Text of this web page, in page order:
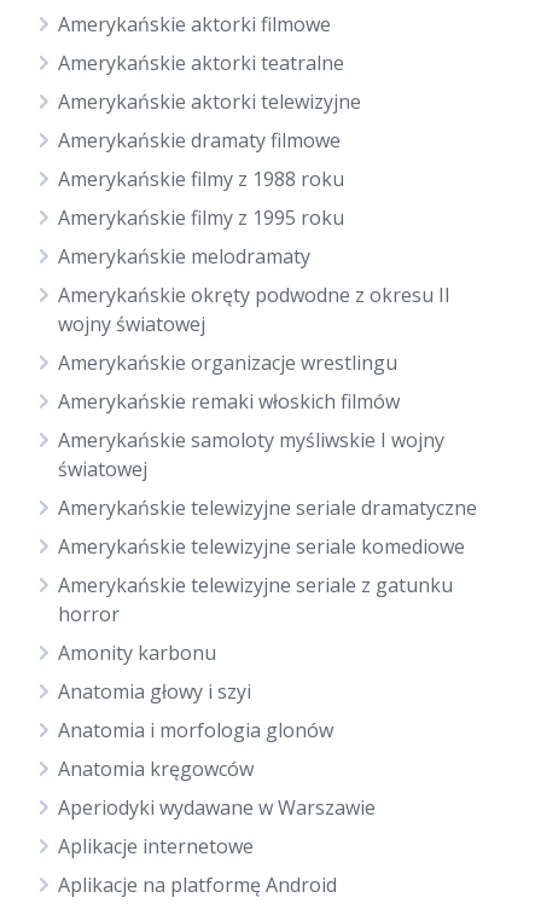
Amerykańskie aktorki filmowe
Amerykańskie aktorki teatralne
Amerykańskie aktorki telewizyjne
Amerykańskie dramaty filmowe
Amerykańskie filmy z 1988 roku
Amerykańskie filmy z 1995 roku
Amerykańskie melodramaty
Amerykańskie okręty podwodne z okresu II
wojny światowej
Amerykańskie organizacje wrestlingu
Amerykańskie remaki włoskich filmów
Amerykańskie samoloty myśliwskie I wojny
światowej
Amerykańskie telewizyjne seriale dramatyczne
Amerykańskie telewizyjne seriale komediowe
Amerykańskie telewizyjne seriale z gatunku
horror
Amonity karbonu
Anatomia głowy i szyi
Anatomia i morfologia glonów
Anatomia kręgowców
Aperiodyki wydawane w Warszawie
Aplikacje internetowe
Aplikacje na platformę Android